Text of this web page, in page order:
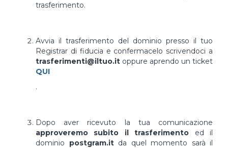
trasferimento.
Avvia il trasferimento del dominio presso il tuo
Registrar di fiducia e confermacelo scrivendoci a
trasferimenti@iltuo.it oppure aprendo un ticket
QUI
.
Dopo aver ricevuto la tua comunicazione
approveremo subito il trasferimento ed il
dominio postgram.itda quel momento sarà il